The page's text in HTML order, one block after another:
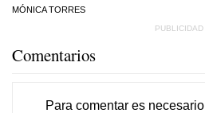
MÓNICA TORRES
Comentarios
Para comentar es necesario